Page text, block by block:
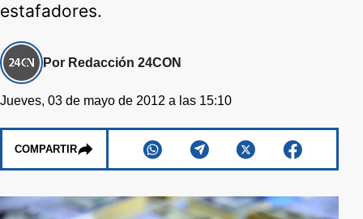
estafadores.
Por Redacción 24CON
Jueves, 03 de mayo de 2012 a las 15:10
COMPARTIR